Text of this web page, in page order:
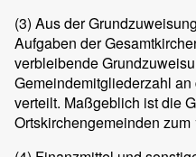
(3) Aus der
Aufgaben der
verbleibende
Gemeindemitgliederzahl
verteilt. Maßgeblich ist die
Ortskirchengemeinden